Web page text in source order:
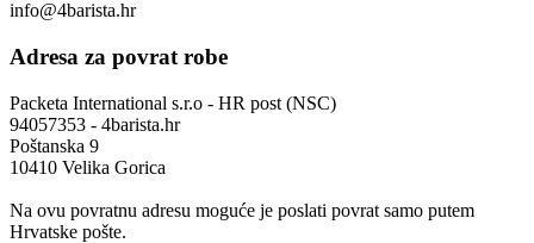
info@4barista.hr
Adresa za povrat robe
Packeta International s.r.o - HR post (NSC)
94057353 - 4barista.hr
Poštanska 9
10410 Velika Gorica
Na ovu povratnu adresu moguće je poslati povrat samo putem
Hrvatske pošte.